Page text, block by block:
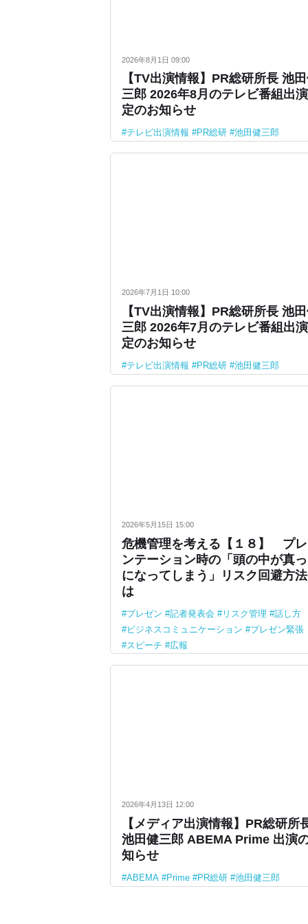
2026年8月1日 09:00
【TV出演情報】PR総研所長 池
三郎 2026年8月のテレビ番組出
定のお知らせ
テレビ出演情報 PR総研 池田健三郎
2026年7月1日 10:00
【TV出演情報】PR総研所長 池
三郎 2026年7月のテレビ番組出
定のお知らせ
テレビ出演情報 PR総研 池田健三郎
2026年5月15日 15:00
危機管理を考える【１８】 プ
ンテーション時の「頭の中が真
になってしまう」リスク回避方法
は
プレゼン 記者発表会 リスク管理
話し方
ビジネスコミュニケーション
プレゼン緊張
スピーチ
広報
2026年4月13日 12:00
【メディア出演情報】PR総研所
池田健三郎 ABEMA Prime 出演
知らせ
ABEMA Prime PR総研 池田健三郎